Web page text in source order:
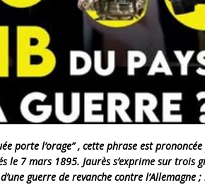
porte l’orage” , cette phrase est prononcée
le 7 mars 1895. Jaurès s’exprime sur trois
guerre de revanche contre l’Allemagne ;